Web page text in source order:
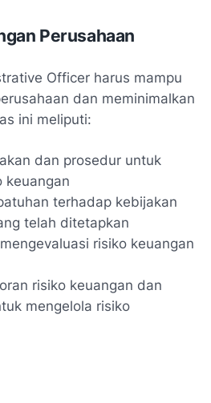
Perusahaan
Officer harus mampu
dan meminimalkan
ini meliputi:
dan prosedur untuk
keuangan
terhadap kebijakan
telah ditetapkan
risiko keuangan
risiko keuangan dan
mengelola risiko